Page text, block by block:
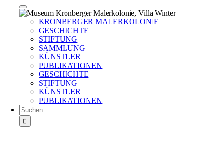
KRONBERGER MALERKOLONIE
GESCHICHTE
STIFTUNG
SAMMLUNG
KÜNSTLER
PUBLIKATIONEN
GESCHICHTE
STIFTUNG
KÜNSTLER
PUBLIKATIONEN
Suche
nach: